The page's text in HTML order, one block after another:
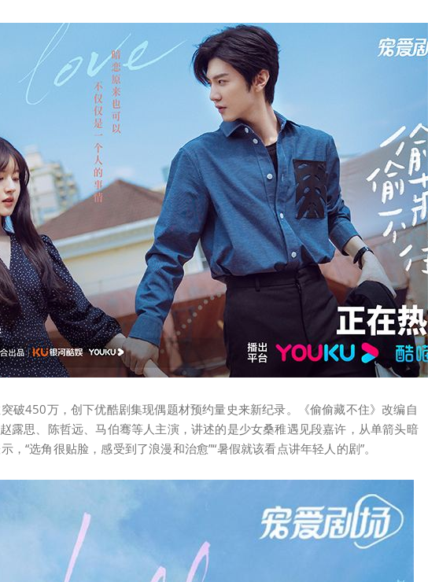
破450万，创下优酷剧集现偶题材预约量史来新纪录。《偷偷藏不住》改编自
露思、陈哲远、马伯骞等人主演，讲述的是少女桑稚遇见段嘉许，从单箭头暗
，“选角很贴脸，感受到了浪漫和治愈”“暑假就该看点讲年轻人的剧”。